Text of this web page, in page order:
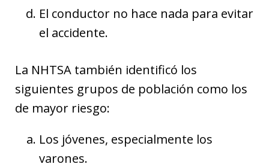
El conductor no hace nada para evitar
el accidente.
La NHTSA también identificó los
siguientes grupos de población como los
de mayor riesgo:
Los jóvenes, especialmente los
varones.